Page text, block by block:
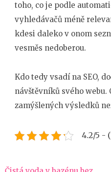
toho, co je podle
vyhledávačů méně
kdesi daleko v onom
vesměs nedoberou.
Kdo tedy vsadí na SEO,
návštěvníků svého webu.
zamýšlených výsledků
4.2/5 -